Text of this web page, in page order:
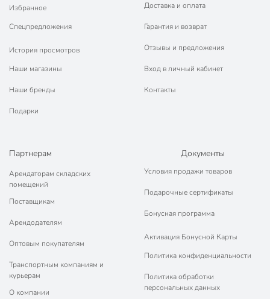
Вес в упаковке
Избранное
Спецпредложения
История просмотров
Наши магазины
Наши бренды
Подарки
Доставка и оплата
Гарантия и возврат
Отзывы и предложения
Вход в личный кабинет
Контакты
Партнерам
Арендаторам складских
помещений
Поставщикам
Арендодателям
Оптовым покупателям
Транспортным компаниям и
курьерам
О компании
Документы
Условия продажи товаров
Подарочные сертификаты
Бонусная программа
Активация Бонусной Карты
Политика конфиденциальности
Политика обработки
персональных данных